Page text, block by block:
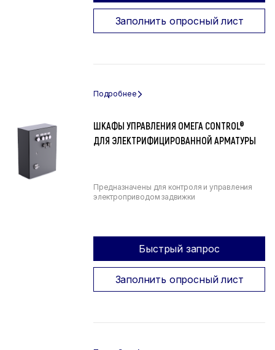
Заполнить опросный лист
ШКАФЫ УПРАВЛЕНИЯ ОМЕГА CONTROL®
ДЛЯ ЭЛЕКТРИФИЦИРОВАННОЙ АРМАТУРЫ
Предназначены для контроля и управления
электроприводом задвижки
Быстрый запрос
Заполнить опросный лист